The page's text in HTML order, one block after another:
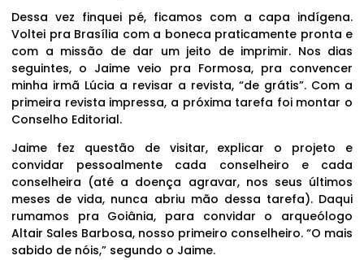
Dessa vez finquei pé, ficamos com a capa indígena.
Voltei pra Brasília com a boneca praticamente pronta e
com a missão de dar um jeito de imprimir. Nos dias
seguintes, o Jaime veio pra Formosa, pra convencer
minha irmã Lúcia a revisar a revista, “de grátis”. Com a
primeira revista impressa, a próxima tarefa foi montar o
Conselho Editorial.
Jaime fez questão de visitar, explicar o projeto e
convidar pessoalmente cada conselheiro e cada
conselheira (até a doença agravar, nos seus últimos
meses de vida, nunca abriu mão dessa tarefa). Daqui
rumamos pra Goiânia, para convidar o arqueólogo
Altair Sales Barbosa, nosso primeiro conselheiro. “O mais
sabido de nóis,” segundo o Jaime.